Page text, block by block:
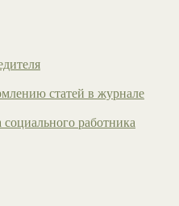
статей в журнале
работника